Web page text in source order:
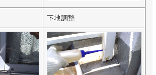
下地調整